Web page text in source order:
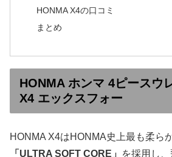
HONMA X4の口コミ
まとめ
HONMA ホンマ 4ピースウ
X4 エックスフォー
HONMA X4はHONMA史上最も柔ら
「ULTRA SOFT CORE」
を採用し